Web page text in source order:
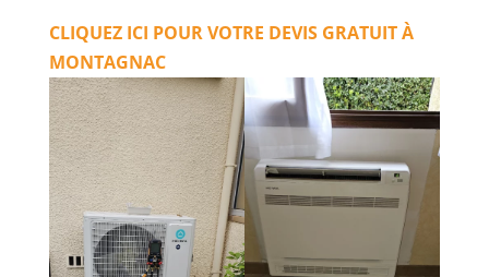
CLIQUEZ ICI POUR VOTRE DEVIS GRATUIT À
MONTAGNAC